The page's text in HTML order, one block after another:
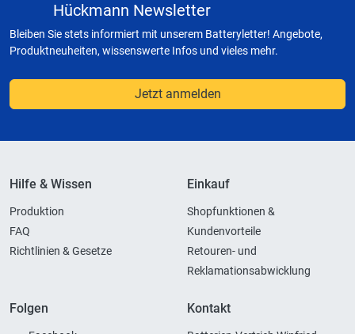
Hückmann Newsletter
Bleiben Sie stets informiert mit unserem Batteryletter! Angebote,
Produktneuheiten, wissenswerte Infos und vieles mehr.
Jetzt anmelden
Hilfe & Wissen
Produktion
FAQ
Richtlinien & Gesetze
Einkauf
Shopfunktionen &
Kundenvorteile
Retouren- und
Reklamationsabwicklung
Folgen Kontakt